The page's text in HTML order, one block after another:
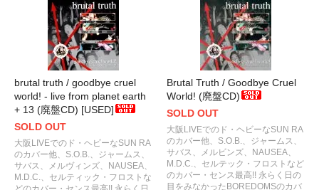
brutal truth / goodbye cruel
world! - live from planet earth
+ 13 (廃盤CD) [USED]
SOLD OUT
大阪LIVEでのド・ヘビーなSUN RA
のカバー他、S.O.B.、ジャームス、
サバス、メルヴィンズ、NAUSEA、
M.D.C.、セルティック・フロストな
Brutal Truth / Goodbye Cruel
World! (廃盤CD)
SOLD OUT
大阪LIVEでのド・ヘビーなSUN RA
のカバー他、S.O.B.、ジャームス、
サバス、メルビンズ、NAUSEA、
M.D.C.、セルテック・フロストなど
のカバー・センス最高!! 永らく日の
目をみなかったBOREDOMSのカバ